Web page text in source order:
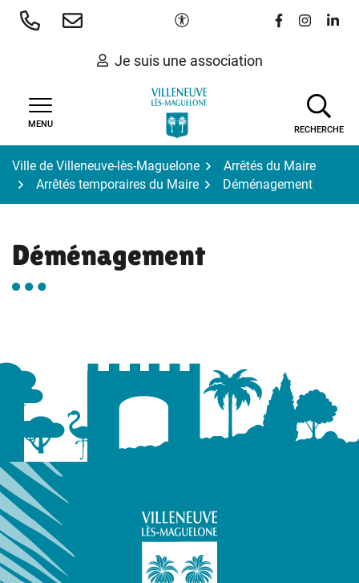
Aller
Paramètres d'accessibilité
Lien vers le
Lien vers
Lien
Je suis une association
MENU
RECHERCHE
Ville de Villeneuve-lès-Maguelone
Arrêtés du Maire
Arrêtés temporaires du Maire
Déménagement
Déménagement